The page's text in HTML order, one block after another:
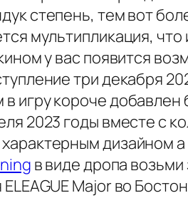
степень, тем вот
мультипликация,
у вас появится
три декабря
короче добавлен
2023 годы вместе с
дизайном
в виде дропа возьми
Major во